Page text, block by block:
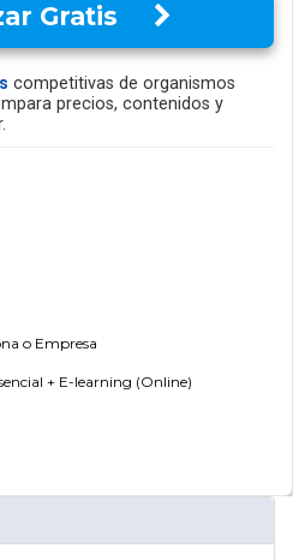
Gratis
competitivas de organismos
precios, contenidos y
o Empresa
+ E-learning (Online)